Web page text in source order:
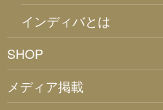
インディバとは
SHOP
メディア掲載